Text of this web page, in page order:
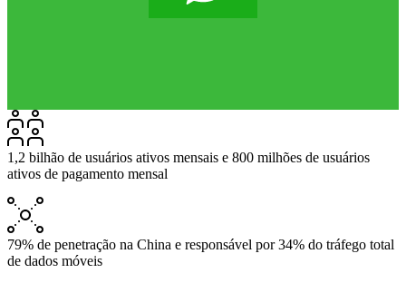
1,2 bilhão de usuários ativos mensais e 800 milhões de usuários
ativos de pagamento mensal
79% de penetração na China e responsável por 34% do tráfego total
de dados móveis